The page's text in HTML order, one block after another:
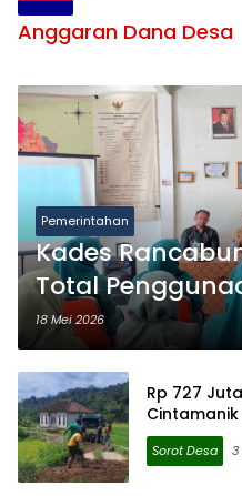
Anggaran Dana Desa
Pemerintahan
Kades
Total
2025 Capai
18 Mei 2026
Rp 727
Sorot Desa 3